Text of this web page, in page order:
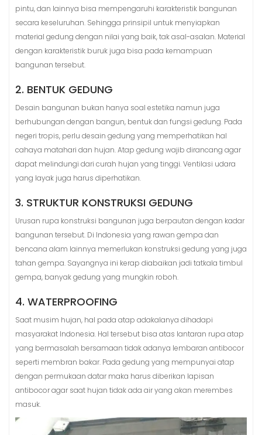
pintu, dan lainnya bisa mempengaruhi karakteristik bangunan
secara keseluruhan. Sehingga prinsipil untuk menyiapkan
material gedung dengan nilai yang baik, tak asal-asalan. Material
dengan karakteristik buruk juga bisa pada kemampuan
bangunan tersebut.
2. BENTUK GEDUNG
Desain bangunan bukan hanya soal estetika namun juga
berhubungan dengan bangun, bentuk dan fungsi gedung. Pada
negeri tropis, perlu desain gedung yang memperhatikan hal
cahaya matahari dan hujan. Atap gedung wajib dirancang agar
dapat melindungi dari curah hujan yang tinggi. Ventilasi udara
yang layak juga harus diperhatikan.
3. STRUKTUR KONSTRUKSI GEDUNG
Urusan rupa konstruksi bangunan juga berpautan dengan kadar
bangunan tersebut. Di Indonesia yang rawan gempa dan
bencana alam lainnya memerlukan konstruksi gedung yang juga
tahan gempa. Sayangnya ini kerap diabaikan jadi tatkala timbul
gempa, banyak gedung yang mungkin roboh.
4. WATERPROOFING
Saat musim hujan, hal pada atap adakalanya dihadapi
masyarakat Indonesia. Hal tersebut bisa atas lantaran rupa atap
yang bermasalah bersamaan tidak adanya lembaran antibocor
seperti membran bakar. Pada gedung yang mempunyai atap
dengan permukaan datar maka harus diberikan lapisan
antibocor agar saat hujan tidak ada air yang akan merembes
masuk.